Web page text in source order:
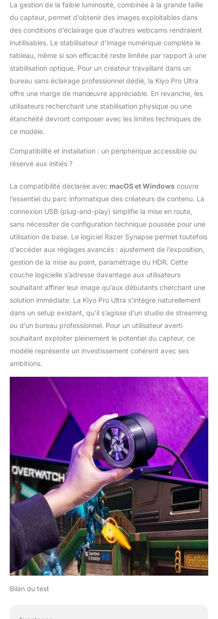
f/1,7) capable de créer
un effet bokeh naturel,
vos photos sont
immersives - l'arrière-
plan est artificiellement
flouté tout en
conservant la mise au
couleurs réalistes :
Rendez votre flux
encore plus vivant en
FPS, qui optimise
surexposées et sous-
exposées sont
également corrigées.
La gestion de la faible luminosité, combinée à la grande taille
du capteur, permet d’obtenir des images exploitables dans
des conditions d’éclairage que d’autres webcams rendraient
inutilisables. Le stabilisateur d’image numérique complète le
tableau, même si son efficacité reste limitée par rapport à une
stabilisation optique. Pour un créateur travaillant dans un
bureau sans éclairage professionnel dédié, la Kiyo Pro Ultra
offre une marge de manœuvre appréciable. En revanche, les
utilisateurs recherchant une stabilisation physique ou une
étanchéité devront composer avec les limites techniques de
ce modèle.
Compatibilité et installation : un périphérique accessible ou
réservé aux initiés ?
La compatibilité déclarée avec macOS et Windows couvre
l’essentiel du parc informatique des créateurs de contenu. La
connexion USB (plug-and-play) simplifie la mise en route,
sans nécessiter de configuration technique poussée pour une
utilisation de base. Le logiciel Razer Synapse permet toutefois
d’accéder aux réglages avancés : ajustement de l’exposition,
gestion de la mise au point, paramétrage du HDR. Cette
couche logicielle s’adresse davantage aux utilisateurs
souhaitant affiner leur image qu’aux débutants cherchant une
solution immédiate. La Kiyo Pro Ultra s’intègre naturellement
dans un setup existant, qu’il s’agisse d’un studio de streaming
ou d’un bureau professionnel. Pour un utilisateur averti
souhaitant exploiter pleinement le potentiel du capteur, ce
modèle représente un investissement cohérent avec ses
ambitions.
Bilan du test